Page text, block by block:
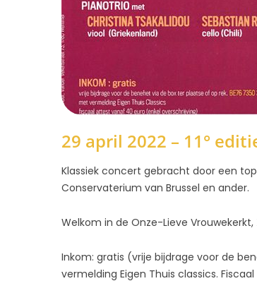
29 april 2022 – 11°
Klassiek concert gebracht door een
Conservaterium van Brussel en ander.
Welkom in de Onze-Lieve Vrouwekerkt,
Inkom: gratis (vrije bijdrage voor de
vermelding Eigen Thuis classics.